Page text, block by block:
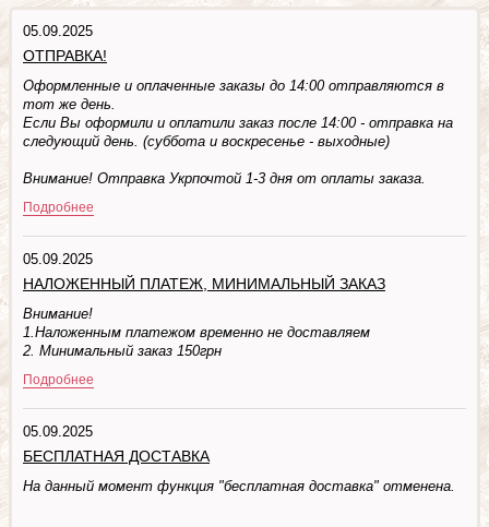
05.09.2025
ОТПРАВКА!
Оформленные и оплаченные заказы до 14:00 отправляются в
тот же день.
Если Вы оформили и оплатили заказ после 14:00 - отправка на
следующий день. (суббота и воскресенье - выходные)
Внимание! Отправка Укрпочтой 1-3 дня от оплаты заказа.
Подробнее
05.09.2025
НАЛОЖЕННЫЙ ПЛАТЕЖ, МИНИМАЛЬНЫЙ ЗАКАЗ
Внимание!
1.Наложенным платежом временно не доставляем
2. Минимальный заказ 150грн
Подробнее
05.09.2025
БЕСПЛАТНАЯ ДОСТАВКА
На данный момент функция "бесплатная доставка" отменена.